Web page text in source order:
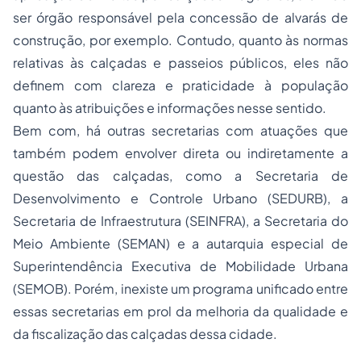
ser órgão responsável pela concessão de alvarás de
construção, por exemplo. Contudo, quanto às normas
relativas às calçadas e passeios públicos, eles não
definem com clareza e praticidade à população
quanto às atribuições e informações nesse sentido.
Bem com, há outras secretarias com atuações que
também podem envolver direta ou indiretamente a
questão das calçadas, como a Secretaria de
Desenvolvimento e Controle Urbano (SEDURB), a
Secretaria de Infraestrutura (SEINFRA), a Secretaria do
Meio Ambiente (SEMAN) e a autarquia especial de
Superintendência Executiva de Mobilidade Urbana
(SEMOB). Porém, inexiste um programa unificado entre
essas secretarias em prol da melhoria da qualidade e
da fiscalização das calçadas dessa cidade.